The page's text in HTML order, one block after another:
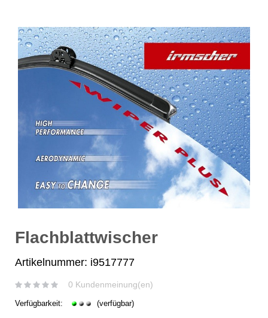
Flachblattwischer
Artikelnummer: i9517777
0 Kundenmeinung(en)
Verfügbarkeit: (verfügbar)